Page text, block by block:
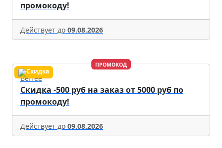
промокоду!
Действует до 09.08.2026
ПРОМОКОД
Befree
Скидка -500 руб на заказ от 5000 руб по
промокоду!
Действует до 09.08.2026